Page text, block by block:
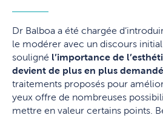
Dr Balboa a été chargée
le modérer avec un discours
souligné l’importance de
devient de plus en plus
traitements proposés pour
yeux offre de nombreuses
mettre en valeur certains points.